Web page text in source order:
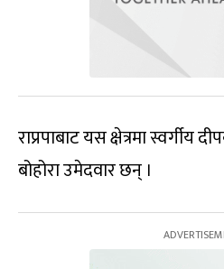
राप्रपाबाट यस क्षेत्रमा स्वर्गीय
बोहोरा उमेदवार छन् ।